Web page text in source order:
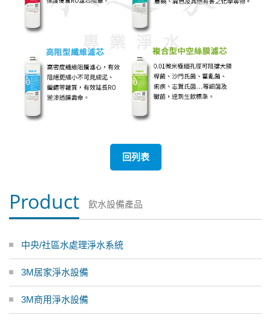
回列表
Product 飲水設備產品
中央/社區水處理淨水系統
3M居家淨水設備
3M商用淨水設備